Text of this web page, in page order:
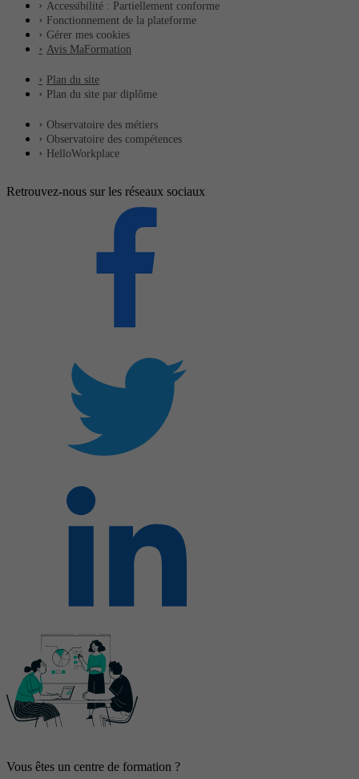
Accessibilité : Partiellement conforme
Fonctionnement de la plateforme
Gérer mes cookies
Avis MaFormation
Plan du site
Plan du site par diplôme
Observatoire des métiers
Observatoire des compétences
HelloWorkplace
Retrouvez-nous sur les réseaux sociaux
Vous êtes un centre de formation ?